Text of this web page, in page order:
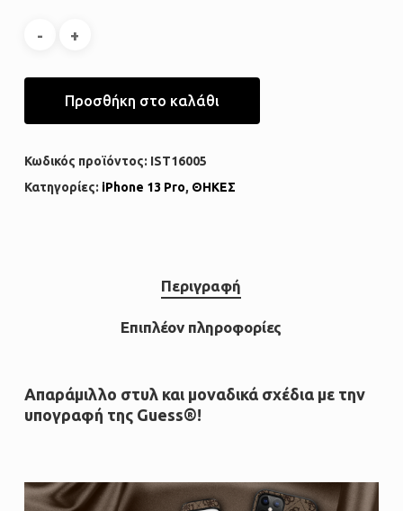
Προσθήκη στο καλάθι
Κωδικός προϊόντος: IST16005
Κατηγορίες: iPhone 13 Pro, ΘΗΚΕΣ
Περιγραφή
Επιπλέον πληροφορίες
Απαράμιλλο στυλ και μοναδικά σχέδια με την
υπογραφή της Guess®!